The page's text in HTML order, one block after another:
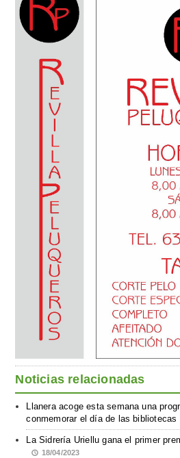
Noticias relacionadas
Llanera acoge esta semana una
conmemorar el día de las bibliotecas
La Sidrería Uriellu gana el primer
18/04/2023